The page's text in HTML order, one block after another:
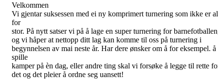
Velkommen
Vi gjentar suksessen med ei ny komprimert turnering som ikke er
for
stor. På nytt satser vi på å lage en super turnering for
og vi håper at nettopp ditt lag kan komme til oss på turnering i
begynnelsen av mai neste år. Har dere ønsker om å for eksempel. å
spille
kamper på èn dag, eller andre ting skal vi forsøke å legge til rette
det og det pleier å ordne seg uansett!